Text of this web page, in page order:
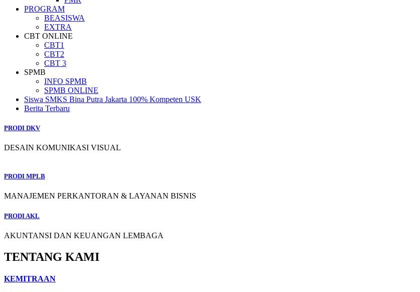
PROGRAM
BEASISWA
EXTRA
CBT ONLINE
CBT1
CBT2
CBT 3
SPMB
INFO SPMB
SPMB ONLINE
Siswa SMKS Bina Putra Jakarta 100% Kompeten USK
Berita Terbaru
PRODI DKV
DESAIN KOMUNIKASI VISUAL
PRODI MPLB
MANAJEMEN PERKANTORAN & LAYANAN BISNIS
PRODI AKL
AKUNTANSI DAN KEUANGAN LEMBAGA
TENTANG KAMI
KEMITRAAN